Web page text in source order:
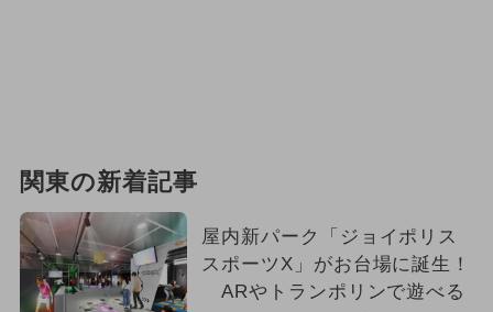
関東の新着記事
屋内新パーク「ジョイポリス
スポーツX」がお台場に誕生！
ARやトランポリンで遊べる